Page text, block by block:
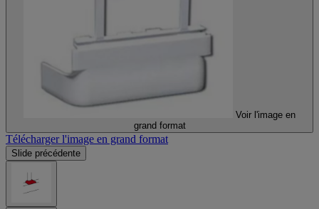
Voir l'image en
grand format
Télécharger l'image en grand format
Slide précédente